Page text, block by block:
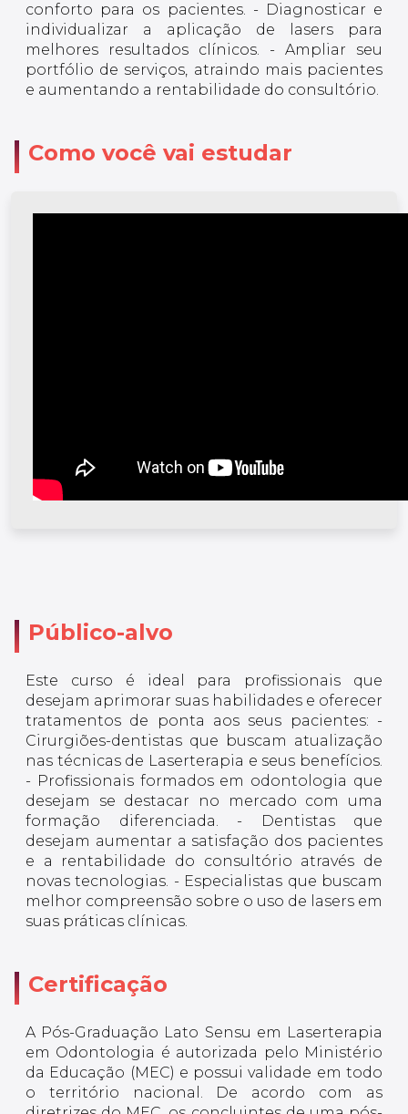
conforto para os pacientes. - Diagnosticar e
individualizar a aplicação de lasers para
melhores resultados clínicos. - Ampliar seu
portfólio de serviços, atraindo mais pacientes
e aumentando a rentabilidade do consultório.
Como você vai estudar
Público-alvo
Este curso é ideal para profissionais que
desejam aprimorar suas habilidades e oferecer
tratamentos de ponta aos seus pacientes: -
Cirurgiões-dentistas que buscam atualização
nas técnicas de Laserterapia e seus benefícios.
- Profissionais formados em odontologia que
desejam se destacar no mercado com uma
formação diferenciada. - Dentistas que
desejam aumentar a satisfação dos pacientes
e a rentabilidade do consultório através de
novas tecnologias. - Especialistas que buscam
melhor compreensão sobre o uso de lasers em
suas práticas clínicas.
Certificação
A Pós-Graduação Lato Sensu em Laserterapia
em Odontologia é autorizada pelo Ministério
da Educação (MEC) e possui validade em todo
o território nacional. De acordo com as